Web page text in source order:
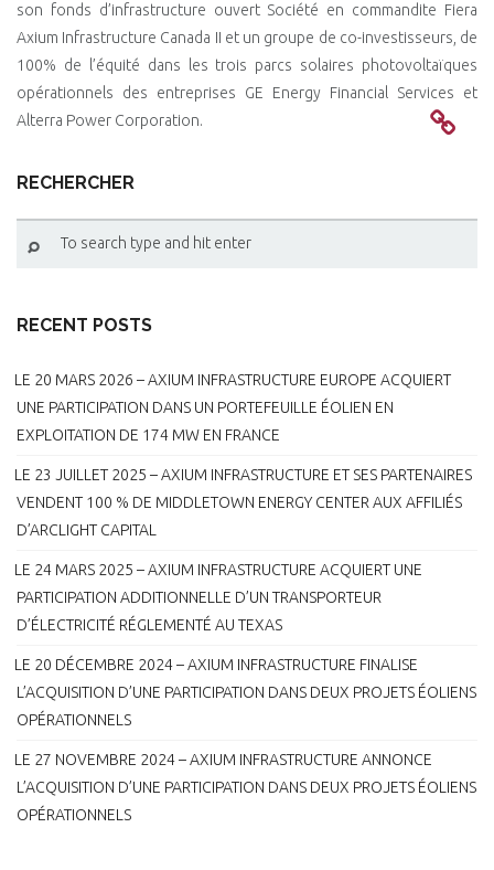
son fonds d’infrastructure ouvert Société en commandite Fiera
Axium Infrastructure Canada II et un groupe de co-investisseurs, de
100% de l’équité dans les trois parcs solaires photovoltaïques
opérationnels des entreprises GE Energy Financial Services et
Alterra Power Corporation.
RECHERCHER
RECENT POSTS
LE 20 MARS 2026 – AXIUM INFRASTRUCTURE EUROPE ACQUIERT
UNE PARTICIPATION DANS UN PORTEFEUILLE ÉOLIEN EN
EXPLOITATION DE 174 MW EN FRANCE
LE 23 JUILLET 2025 – AXIUM INFRASTRUCTURE ET SES PARTENAIRES
VENDENT 100 % DE MIDDLETOWN ENERGY CENTER AUX AFFILIÉS
D’ARCLIGHT CAPITAL
LE 24 MARS 2025 – AXIUM INFRASTRUCTURE ACQUIERT UNE
PARTICIPATION ADDITIONNELLE D’UN TRANSPORTEUR
D’ÉLECTRICITÉ RÉGLEMENTÉ AU TEXAS
LE 20 DÉCEMBRE 2024 – AXIUM INFRASTRUCTURE FINALISE
L’ACQUISITION D’UNE PARTICIPATION DANS DEUX PROJETS ÉOLIENS
OPÉRATIONNELS
LE 27 NOVEMBRE 2024 – AXIUM INFRASTRUCTURE ANNONCE
L’ACQUISITION D’UNE PARTICIPATION DANS DEUX PROJETS ÉOLIENS
OPÉRATIONNELS